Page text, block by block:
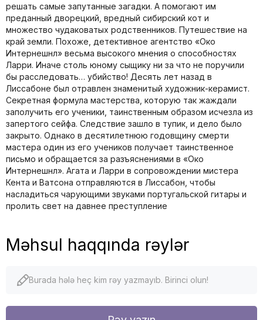
решать самые запутанные загадки. А помогают им
преданный дворецкий, вредный сибирский кот и
множество чудаковатых родственников. Путешествие на
край земли. Похоже, детективное агентство «Око
Интернешнл» весьма высокого мнения о способностях
Ларри. Иначе столь юному сыщику ни за что не поручили
бы расследовать… убийство! Десять лет назад в
Лиссабоне был отравлен знаменитый художник-керамист.
Секретная формула мастерства, которую так жаждали
заполучить его ученики, таинственным образом исчезла из
запертого сейфа. Следствие зашло в тупик, и дело было
закрыто. Однако в десятилетнюю годовщину смерти
мастера один из его учеников получает таинственное
письмо и обращается за разъяснениями в «Око
Интернешнл». Агата и Ларри в сопровождении мистера
Кента и Ватсона отправляются в Лиссабон, чтобы
насладиться чарующими звуками португальской гитары и
пролить свет на давнее преступление
Məhsul haqqında rəylər
Burada hələ heç kim rəy yazmayıb. Birinci olun!